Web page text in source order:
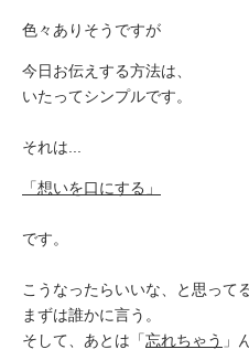
色々ありそうですが
今日お伝えする方法は、
いたってシンプルです。
それは...
「想いを口にする」
です。
こうなったらいいな、と思って
まずは誰かに言う。
そして、あとは「忘れちゃう 」